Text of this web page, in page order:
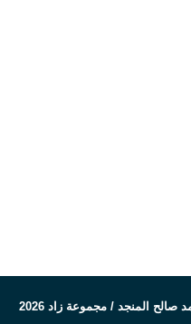
المنجد / مجموعة زاد 2026